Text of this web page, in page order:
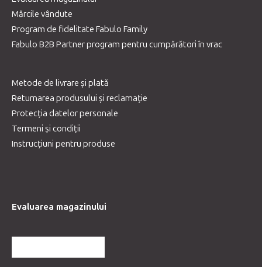
Mărcile vândute
Program de fidelitate Fabulo Family
Fabulo B2B Partner program pentru cumpărători în vrac
Metode de livrare și plată
Returnarea produsului și reclamație
Protecția datelor personale
Termeni și condiții
Instrucțiuni pentru produse
Evaluarea magazinului